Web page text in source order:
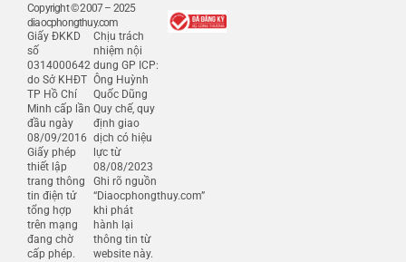
Copyright © 2007 – 2025
diaocphongthuy.com
Giấy ĐKKD
số
0314000642
do Sở KHĐT
TP Hồ Chí
Minh cấp lần
đầu ngày
08/09/2016
Giấy phép
thiết lập
trang thông
tin điện tử
tổng hợp
trên mạng
đang chờ
cấp phép.
Chịu trách
nhiệm nội
dung GP ICP:
Ông Huỳnh
Quốc Dũng
Quy chế, quy
định giao
dịch có hiệu
lực từ
08/08/2023
Ghi rõ nguồn
“Diaocphongthuy.com”
khi phát
hành lại
thông tin từ
website này.